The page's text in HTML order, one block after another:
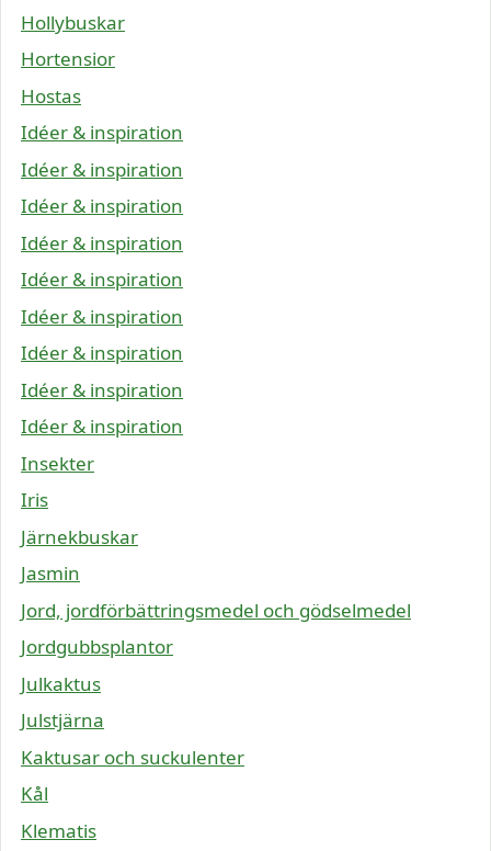
Hollybuskar
Hortensior
Hostas
Idéer & inspiration
Idéer & inspiration
Idéer & inspiration
Idéer & inspiration
Idéer & inspiration
Idéer & inspiration
Idéer & inspiration
Idéer & inspiration
Idéer & inspiration
Insekter
Iris
Järnekbuskar
Jasmin
Jord, jordförbättringsmedel och gödselmedel
Jordgubbsplantor
Julkaktus
Julstjärna
Kaktusar och suckulenter
Kål
Klematis